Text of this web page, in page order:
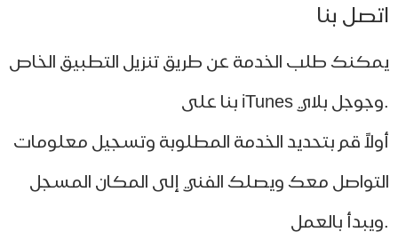
بنا
طلب الخدمة عن طريق تنزيل التطبيق الخاص
قم بتحديد الخدمة المطلوبة وتسجيل معلومات
معك ويصلك الفني إلى المكان المسجل